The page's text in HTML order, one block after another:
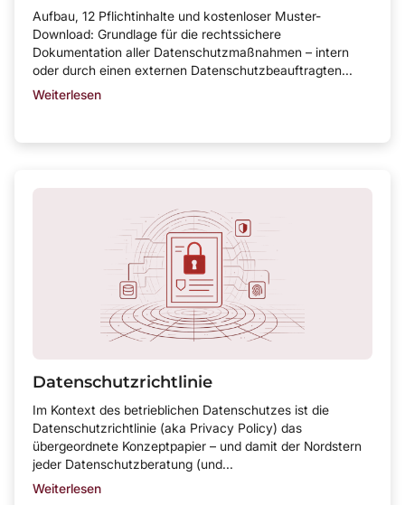
Aufbau, 12 Pflichtinhalte und kostenloser Muster-
Download: Grundlage für die rechtssichere
Dokumentation aller Datenschutzmaßnahmen – intern
oder durch einen externen Datenschutzbeauftragten...
Weiterlesen
Datenschutzrichtlinie
Im Kontext des betrieblichen Datenschutzes ist die
Datenschutzrichtlinie (aka Privacy Policy) das
übergeordnete Konzeptpapier – und damit der Nordstern
jeder Datenschutzberatung (und...
Weiterlesen